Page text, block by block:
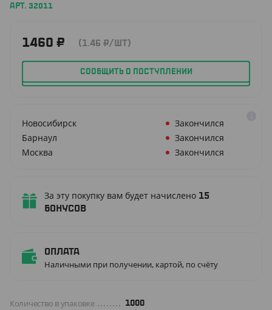
АРТ. 32011
1460 ₽ (1.46 ₽/ШТ)
СООБЩИТЬ О ПОСТУПЛЕНИИ
Новосибирск
Закончился
Барнаул
Закончился
Москва
Закончился
За эту покупку вам будет начислено 15
бонусов
Оплата
Наличными при получении, картой, по счёту
Количество в упаковке 1000